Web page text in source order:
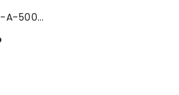
Yakut Küre / Seramik Gövde-A-5003-4779